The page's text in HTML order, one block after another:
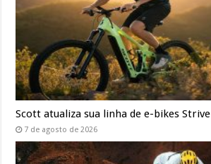
Scott atualiza sua linha de e-bikes Strive
7 de agosto de 2026